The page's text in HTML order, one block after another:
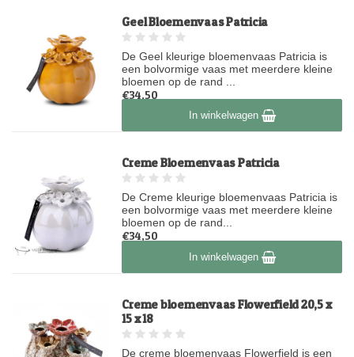
Geel Bloemenvaas Patricia
De Geel kleurige bloemenvaas Patricia is
een bolvormige vaas met meerdere kleine
bloemen op de rand ...
€34,50
Op voorraadIn winkelwagen
Creme Bloemenvaas Patricia
De Creme kleurige bloemenvaas Patricia is
een bolvormige vaas met meerdere kleine
bloemen op de rand...
€34,50
Op voorraadIn winkelwagen
Creme bloemenvaas Flowerfield 20,5 x
15 x 18
De creme bloemenvaas Flowerfield is een